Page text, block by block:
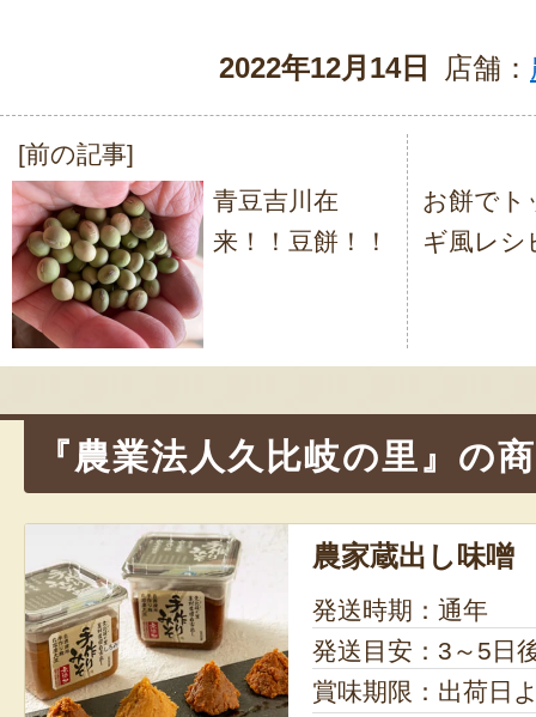
2022年12月14日 店舗：
投
稿
ナ
ビ
ゲ
ョ
ン
[前の記事]
青豆吉川在
来！！豆餅！！
お餅でト
ギ風レシ
『農業法人久比岐の里』の
農家蔵出し味噌
発送時期：通年
発送目安：3～5日
賞味期限：出荷日